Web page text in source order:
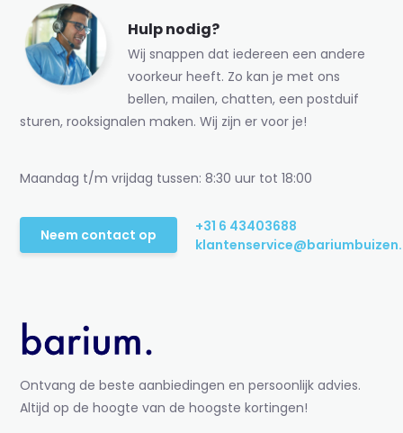
Hulp nodig?
Wij snappen dat iedereen een andere
voorkeur heeft. Zo kan je met ons
bellen, mailen, chatten, een postduif
sturen, rooksignalen maken. Wij zijn er voor je!
Maandag t/m vrijdag tussen: 8:30 uur tot 18:00
Neem contact op
+31 6 43403688
Ontvang de beste aanbiedingen en persoonlijk advies.
Altijd op de hoogte van de hoogste kortingen!